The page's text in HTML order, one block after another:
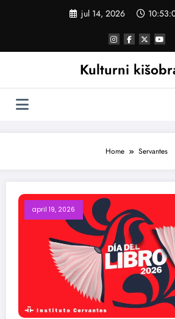
jul 14, 2026
Kulturni
Home Servantes
april 19, 2026